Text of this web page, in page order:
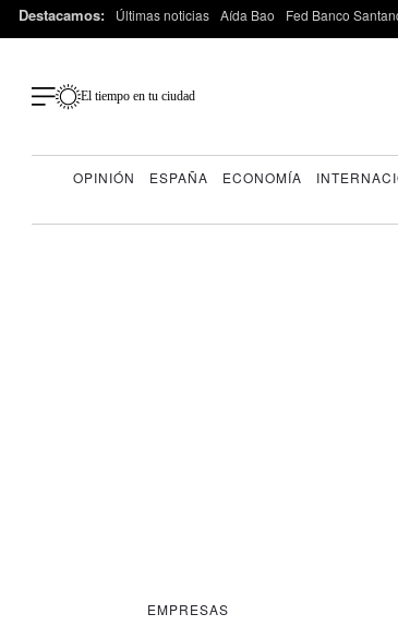
Destacamos: Últimas noticias Aída Bao Fed Banco
El tiempo en tu ciudad
OPINIÓN ESPAÑA ECONOMÍA
EMPRESAS